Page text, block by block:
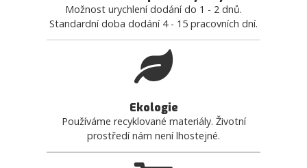
Možnost urychlení dodání do 1 - 2 dnů.
Standardní doba dodání 4 - 15 pracovních dní.
Ekologie
Používáme recyklované materiály. Životní
prostředí nám není lhostejné.